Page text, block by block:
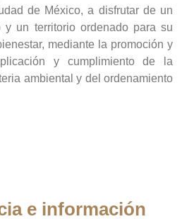
de México, a disfrutar de un
y un territorio ordenado para su
mediante la promoción y
y cumplimiento de la
ambiental y del ordenamiento
e información